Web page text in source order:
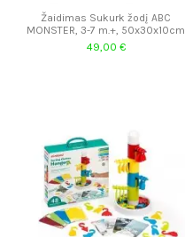
Žaidimas Sukurk žodį ABC
MONSTER, 3-7 m.+, 50x30x10cm
49,00 €